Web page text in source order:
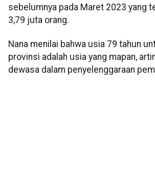
sebelumnya pada Maret 2023 yang
3,79 juta orang.
Nana menilai bahwa usia 79 tahun
provinsi adalah usia yang mapan,
dewasa dalam penyelenggaraan